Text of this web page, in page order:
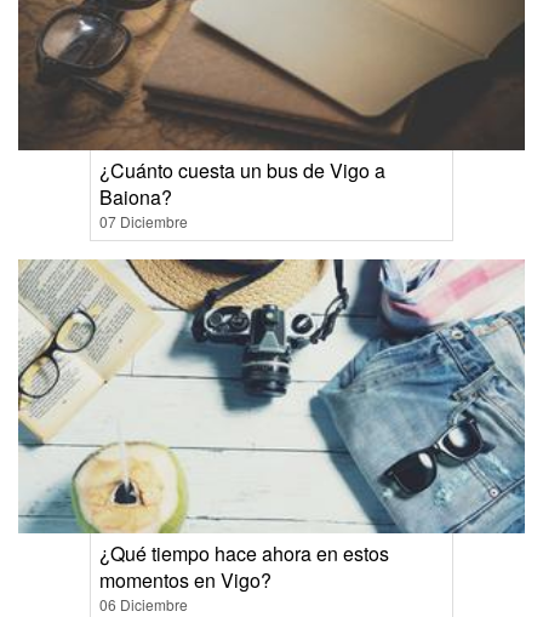
¿Cuánto cuesta un bus de Vigo a
Baiona?
07 Diciembre
¿Qué tiempo hace ahora en estos
momentos en Vigo?
06 Diciembre